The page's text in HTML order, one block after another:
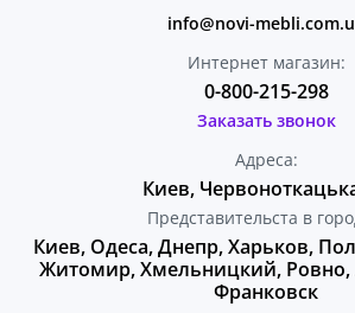
info@novi-
Интернет магазин:
0-800-215-298
Заказать звонок
Адреса:
Киев,
Представительста в
Киев, Одеса, Днепр, Харьков, Полтава, Винница,
Житомир, Хмельницкий, Ровно,
Франковск